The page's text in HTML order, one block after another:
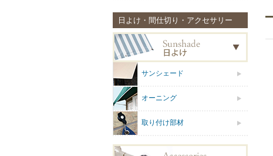
日よけ・間仕切り・アクセサリー
サンシェード
オーニング
取り付け部材